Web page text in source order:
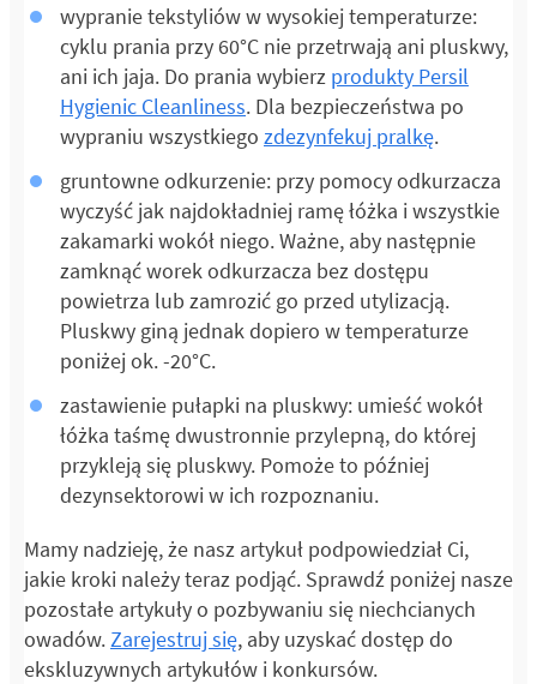
wypranie tekstyliów w wysokiej temperaturze:
cyklu prania przy 60°C nie przetrwają ani pluskwy,
ani ich jaja. Do prania wybierz produkty Persil
Hygienic Cleanliness. Dla bezpieczeństwa po
wypraniu wszystkiego zdezynfekuj pralkę.
gruntowne odkurzenie: przy pomocy odkurzacza
wyczyść jak najdokładniej ramę łóżka i wszystkie
zakamarki wokół niego. Ważne, aby następnie
zamknąć worek odkurzacza bez dostępu
powietrza lub zamrozić go przed utylizacją.
Pluskwy giną jednak dopiero w temperaturze
poniżej ok. -20°C.
zastawienie pułapki na pluskwy: umieść wokół
łóżka taśmę dwustronnie przylepną, do której
przykleją się pluskwy. Pomoże to później
dezynsektorowi w ich rozpoznaniu.
Mamy nadzieję, że nasz artykuł podpowiedział Ci,
jakie kroki należy teraz podjąć. Sprawdź poniżej nasze
pozostałe artykuły o pozbywaniu się niechcianych
owadów.Zarejestruj się, aby uzyskać dostęp do
ekskluzywnych artykułów i konkursów.